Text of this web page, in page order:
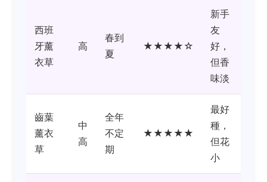
西班
牙薰
衣草
高
春到
夏
★★★★☆
新手
友
好，
但香
味淡
齒葉
薰衣
草
中
高
全年
不定
期
★★★★★
最好
種，
但花
小